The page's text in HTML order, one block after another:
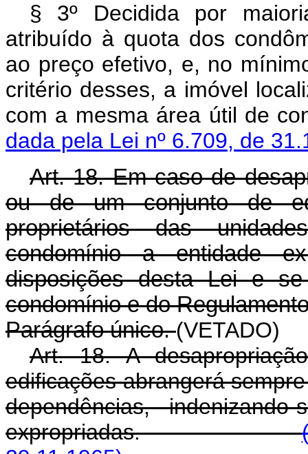
§ 3º Decidida por
atribuído à quota dos
ao preço efetivo, e, no
critério desses, a imóvel
com a mesma área
dada pela Lei nº 6.709, de
Art. 18. Em caso de
ou de um conjunto de
proprietários das
condomínio a entidade
disposições desta Lei e
condomínio e do
Parágrafo único.(VETADO)
Art. 18. A
edificações abrangerá
dependências,
expropriadas.